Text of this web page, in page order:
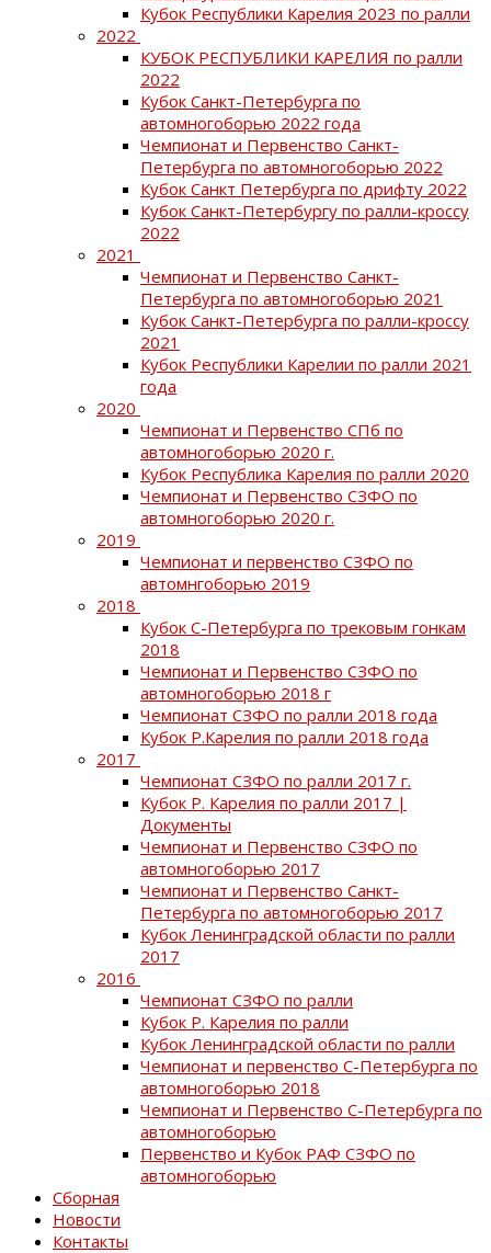
Кубок Республики Карелия 2023 по ралли
2022
КУБОК РЕСПУБЛИКИ КАРЕЛИЯ по ралли
2022
Кубок Санкт-Петербурга по
автомногоборью 2022 года
Чемпионат и Первенство Санкт-
Петербурга по автомногоборью 2022
Кубок Санкт Петербурга по дрифту 2022
Кубок Санкт-Петербургу по ралли-кроссу
2022
2021
Чемпионат и Первенство Санкт-
Петербурга по автомногоборью 2021
Кубок Санкт-Петербурга по ралли-кроссу
2021
Кубок Республики Карелии по ралли 2021
года
2020
Чемпионат и Первенство СПб по
автомногоборью 2020 г.
Кубок Республика Карелия по ралли 2020
Чемпионат и Первенство СЗФО по
автомногоборью 2020 г.
2019
Чемпионат и первенство СЗФО по
автомнгоборью 2019
2018
Кубок С-Петербурга по трековым гонкам
2018
Чемпионат и Первенство СЗФО по
автомногоборью 2018 г
Чемпионат СЗФО по ралли 2018 года
Кубок Р.Карелия по ралли 2018 года
2017
Чемпионат СЗФО по ралли 2017 г.
Кубок Р. Карелия по ралли 2017 |
Документы
Чемпионат и Первенство СЗФО по
автомногоборью 2017
Чемпионат и Первенство Санкт-
Петербурга по автомногоборью 2017
Кубок Ленинградской области по ралли
2017
2016
Чемпионат СЗФО по ралли
Кубок Р. Карелия по ралли
Кубок Ленинградской области по ралли
Чемпионат и первенство С-Петербурга по
автомногоборью 2018
Чемпионат и Первенство С-Петербурга по
автомногоборью
Первенство и Кубок РАФ СЗФО по
автомногоборью
Сборная
Новости
Контакты